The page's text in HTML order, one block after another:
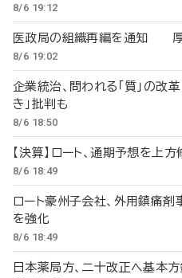
8/6 19:12
医政局の組織再編を通知 厚
8/6 19:02
企業統治、問われる「質」の
き」批判も
8/6 18:50
【決算】ロート、通期予想を
8/6 18:49
ロート豪州子会社、外用鎮痛
を強化
8/6 18:49
日本薬局方、二十改正へ基